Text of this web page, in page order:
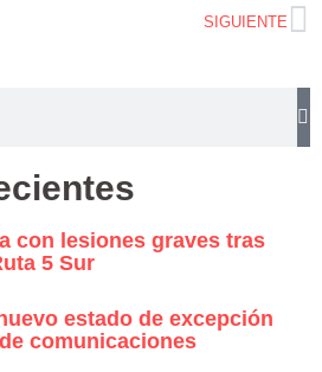
SIGUIENTE
con lesiones graves tras
5 Sur
estado de excepción
comunicaciones